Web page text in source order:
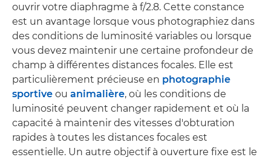
ouvrir votre diaphragme à f/2.8. Cette constance
est un avantage lorsque vous photographiez dans
des conditions de luminosité variables ou lorsque
vous devez maintenir une certaine profondeur de
champ à différentes distances focales. Elle est
particulièrement précieuse en photographie
sportive ou animalière, où les conditions de
luminosité peuvent changer rapidement et où la
capacité à maintenir des vitesses d'obturation
rapides à toutes les distances focales est
essentielle. Un autre objectif à ouverture fixe est le